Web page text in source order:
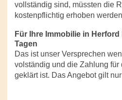
vollständig sind, müssten die
kostenpflichtig erhoben
Für Ihre Immobilie in
Tagen
Das ist unser Versprechen
volständig und die Zahlung
geklärt ist. Das Angebot gilt